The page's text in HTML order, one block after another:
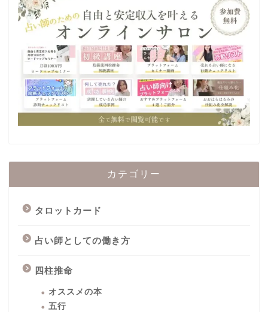
カテゴリー
タロットカード
占い師としての働き方
四柱推命
オススメの本
五行